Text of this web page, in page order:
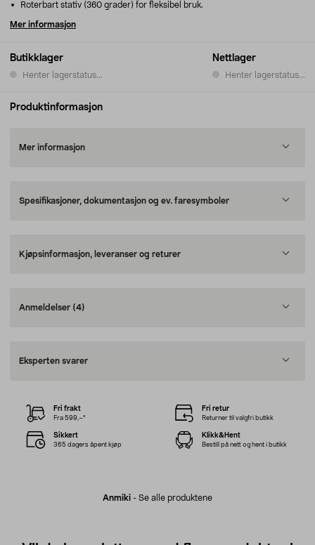
Butikklager
Henter lagerstatus...
Nettlager
Henter lagerstatus...
Roterbart stativ (360 grader) for fleksibel bruk.
Mer informasjon
Produktinformasjon
Mer informasjon
Spesifikasjoner, dokumentasjon og ev. faresymboler
Kjøpsinformasjon, leveranser og returer
Anmeldelser (4)
Eksperten svarer
Anmiki - Se alle produktene
Fri frakt
Fra 599,–*
Fri retur
Returner til valgfri butikk
Sikkert
365 dagers åpent kjøp
Klikk&Hent
Bestill på nett og hent i butikk